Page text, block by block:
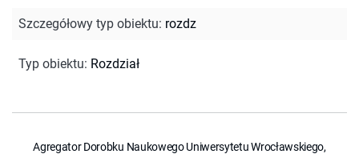
Szczegółowy typ obiektu: rozdz
Typ obiektu: Rozdział
Agregator Dorobku Naukowego Uniwersytetu Wrocławskiego,